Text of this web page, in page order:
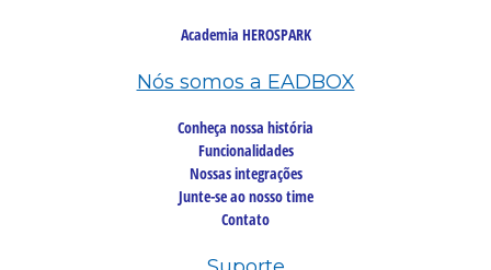
Academia HEROSPARK
Nós somos a EADBOX
Conheça nossa história
Funcionalidades
Nossas integrações
Junte-se ao nosso time
Contato